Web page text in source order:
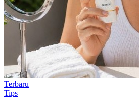
Terbaru
Tips